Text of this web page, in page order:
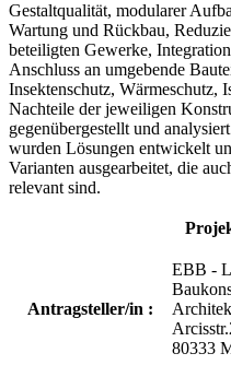
Gestaltqualität, modularer
Wartung und Rückbau,
beteiligten Gewerke,
Anschluss an umgebende
Insektenschutz, Wärmeschutz,
Nachteile der jeweiligen
gegenübergestellt und
wurden Lösungen entwickelt
Varianten ausgearbeitet, die
relevant sind.
Antragsteller/in :
EBB -
80333